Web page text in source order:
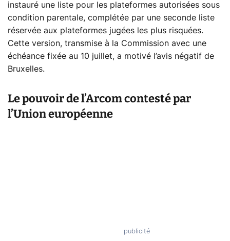
instauré une liste pour les plateformes autorisées sous
condition parentale, complétée par une seconde liste
réservée aux plateformes jugées les plus risquées.
Cette version, transmise à la Commission avec une
échéance fixée au 10 juillet, a motivé l’avis négatif de
Bruxelles.
Le pouvoir de l’Arcom contesté par
l’Union européenne